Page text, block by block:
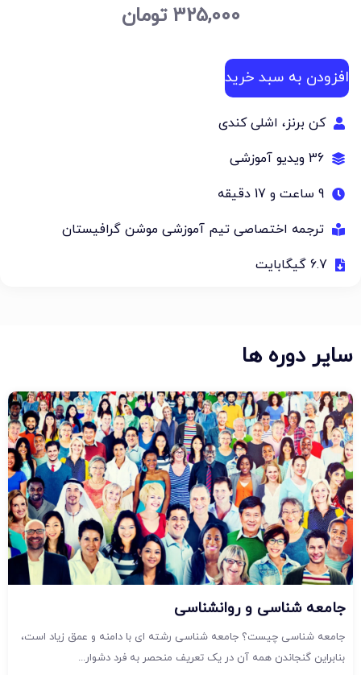
325,000 تومان
افزودن به سبد خرید
کن برنز، اشلی کندی
36 ویدیو آموزشی
9 ساعت و 17 دقیقه
ترجمه اختصاصی تیم آموزشی موشن گرافیستان
6.7 گیگابایت
سایر دوره ها
جامعه شناسی و روانشناسی
جامعه شناسی چیست؟ جامعه شناسی رشته ای با دامنه و عمق زیاد است،
بنابراین گنجاندن همه آن در یک تعریف منحصر به فرد دشوار...